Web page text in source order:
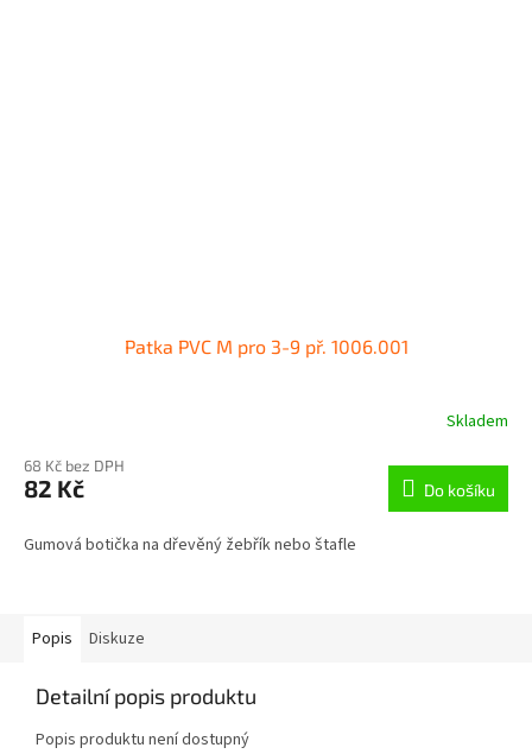
Patka PVC M pro 3-9 př. 1006.001
Skladem
68 Kč bez DPH
82 Kč Do košíku
Gumová botička na dřevěný žebřík nebo štafle
Popis Diskuze
Detailní popis produktu
Popis produktu není dostupný